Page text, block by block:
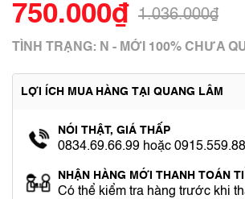
750.000₫ 1.036.000₫
TÌNH TRẠNG: N - MỚI 100% CHƯA
LỢI ÍCH MUA HÀNG TẠI QUANG LÂM
NÓI THẬT, GIÁ THẤP
0834.69.66.99 hoặc
NHẬN HÀNG MỚI THANH TOÁN
Có thể kiểm tra hàng trước khi